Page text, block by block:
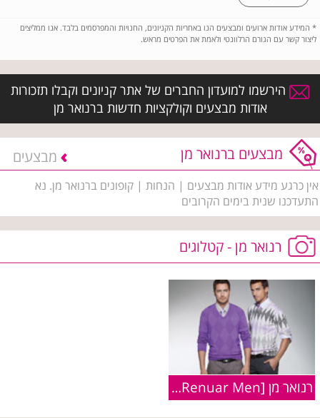
* המידע אודות ארועים ומבצעים הנו באחריות הקניונים, החנויות והמפרסמים בלבד. אנו ממליצים
ליצור קשר עם הגורם הרלוונטי ולאמת את הפרטים מראש.
הירשמו למועדון החברים של אתר קניונים וקבלו תזכורות
אודות מבצעים וקולקציות חדשות ברנואר מן
מבצעים ברנואר מן מבצעים
אין כרגע מידע אודות מבצעים | הנחות | קופונים ברנואר מן. נא
התעדכנו שנית בימים הקרובים
רנואר מן - קטלוגים
רנואר מן [Renuar Men] :: קולקציית חורף 2009/2010